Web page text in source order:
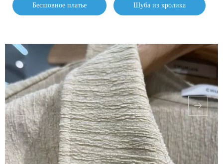
Бесшовное платье Шуба из кролика